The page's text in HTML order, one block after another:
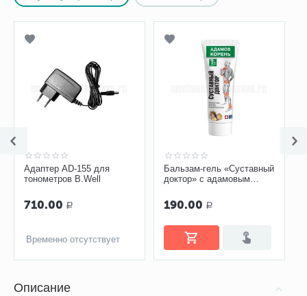
Адаптер AD-155 для
тонометров B.Well
710.00 Р
Временно отсутствует
Бальзам-гель «Суставный
доктор» с адамовым
190.00 Р
Описание